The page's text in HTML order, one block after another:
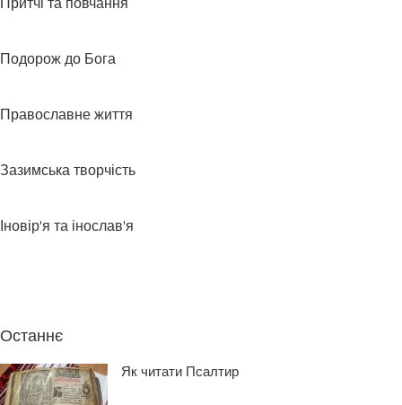
Подорож до Бога
Православне життя
Зазимська творчість
Іновір'я та інослав'я
Останнє
Як читати Псалтир